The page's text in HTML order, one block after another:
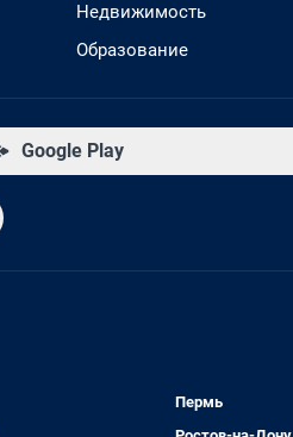
Недвижимость
Образование
Google Play
Пермь